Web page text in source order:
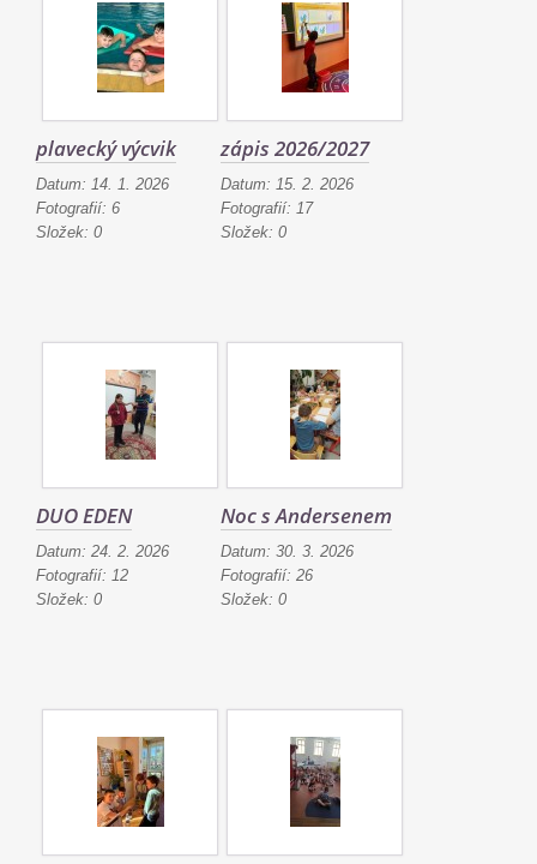
plavecký výcvik
Datum: 14. 1. 2026
Fotografií: 6
Složek: 0
zápis 2026/2027
Datum: 15. 2. 2026
Fotografií: 17
Složek: 0
DUO EDEN
Datum: 24. 2. 2026
Fotografií: 12
Složek: 0
Noc s Andersenem
Datum: 30. 3. 2026
Fotografií: 26
Složek: 0